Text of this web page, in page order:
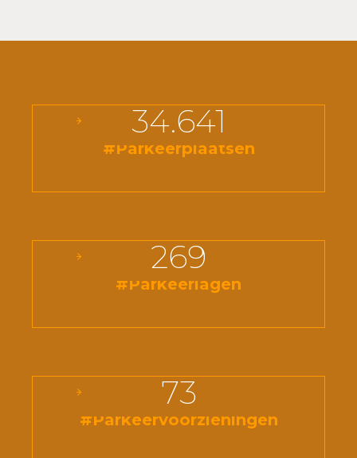
#Parkeerplaatsen
34.641
#Parkeerlagen
269
#Parkeervoorzieningen
73